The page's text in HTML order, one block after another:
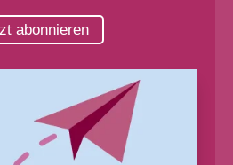
abonnieren